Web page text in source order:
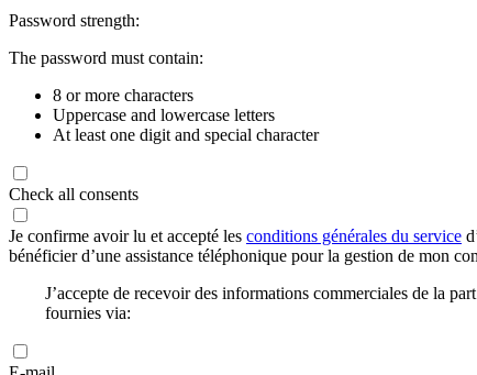
Password strength:
The password must contain:
8 or more characters
Uppercase and lowercase letters
At least one digit and special character
Check all consents
Je confirme avoir lu et accepté les conditions générales du service
bénéficier d’une assistance téléphonique pour la gestion de mon
J’accepte de recevoir des informations commerciales de la
fournies via: